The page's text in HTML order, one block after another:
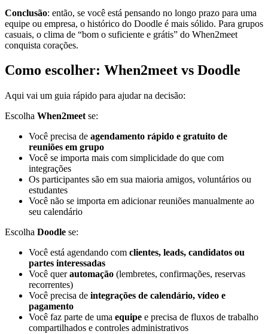
Conclusão: então, se você está pensando no longo prazo para uma
equipe ou empresa, o histórico do Doodle é mais sólido. Para grupos
casuais, o clima de “bom o suficiente e grátis” do When2meet
conquista corações.
Como escolher: When2meet vs Doodle
Aqui vai um guia rápido para ajudar na decisão:
Escolha When2meet se:
Você precisa de agendamento rápido e gratuito de
reuniões em grupo
Você se importa mais com simplicidade do que com
integrações
Os participantes são em sua maioria amigos, voluntários ou
estudantes
Você não se importa em adicionar reuniões manualmente ao
seu calendário
Escolha Doodle se:
Você está agendando com clientes, leads, candidatos ou
partes interessadas
Você querautomação (lembretes, confirmações, reservas
recorrentes)
Você precisa de integrações de calendário, vídeo e
pagamento
Você faz parte de uma equipe e precisa de fluxos de trabalho
compartilhados e controles administrativos